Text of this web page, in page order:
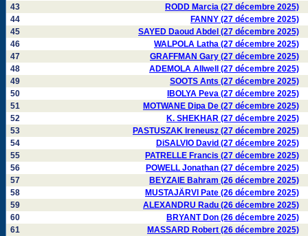
43
RODD Marcia (27 décembre 2025)
44
FANNY (27 décembre 2025)
45
SAYED Daoud Abdel (27 décembre 2025)
46
WALPOLA Latha (27 décembre 2025)
47
GRAFFMAN Gary (27 décembre 2025)
48
ADEMOLA Allwell (27 décembre 2025)
49
SOOTS Ants (27 décembre 2025)
50
IBOLYA Peva (27 décembre 2025)
51
MOTWANE Dipa De (27 décembre 2025)
52
K. SHEKHAR (27 décembre 2025)
53
PASTUSZAK Ireneusz (27 décembre 2025)
54
DiSALVIO David (27 décembre 2025)
55
PATRELLE Francis (27 décembre 2025)
56
POWELL Jonathan (27 décembre 2025)
57
BEYZAIE Bahram (26 décembre 2025)
58
MUSTAJÄRVI Pate (26 décembre 2025)
59
ALEXANDRU Radu (26 décembre 2025)
60
BRYANT Don (26 décembre 2025)
61
MASSARD Robert (26 décembre 2025)